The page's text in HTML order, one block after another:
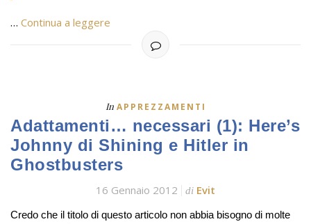
… Continua a leggere
In APPREZZAMENTI
Adattamenti… necessari (1): Here’s
Johnny di Shining e Hitler in
Ghostbusters
16 Gennaio 2012 di Evit
Credo che il titolo di questo articolo non abbia bisogno di molte